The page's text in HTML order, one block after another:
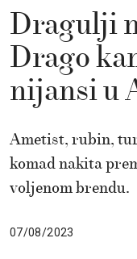
Dragulji
Drago
nijansi u
Ametist, rubin,
komad nakita
voljenom brendu.
07/08/2023